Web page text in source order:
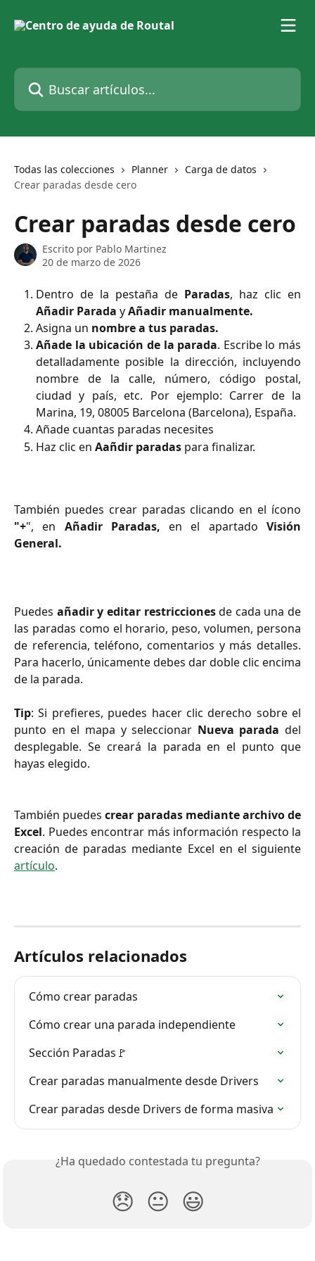
Buscar artículos...
Todas las colecciones Planner
Carga de datos
Crear paradas desde cero
Crear paradas desde cero
Escrito por Pablo Martinez
20 de marzo de 2026
Dentro de la pestaña de Paradas, haz clic en
Añadir Parada yAñadir manualmente.
Asigna un nombre a tus paradas.
Añade la ubicación de la parada. Escribe lo más
detalladamente posible la dirección, incluyendo
nombre de la calle, número, código postal,
ciudad y país, etc. Por ejemplo: Carrer de la
Marina, 19, 08005 Barcelona (Barcelona), España.
Añade cuantas paradas necesites
Haz clic en Aañdir paradas para finalizar.
También puedes crear paradas clicando en el ícono
"+", en Añadir Paradas, en el apartadoVisión
General.
Puedes añadir y editar restriccionesde cada una de
las paradas como el horario, peso, volumen, persona
de referencia, teléfono, comentarios y más detalles.
Para hacerlo, únicamente debes dar doble clic encima
de la parada.
Tip: Si prefieres, puedes hacer clic derecho sobre el
punto en el mapa y seleccionar Nueva parada del
desplegable. Se creará la parada en el punto que
hayas elegido.
También puedescrear paradas mediante archivo de
Excel. Puedes encontrar más información respecto la
creación de paradas mediante Excel en el siguiente
artículo.
Artículos relacionados
Cómo crear paradas
Cómo crear una parada independiente
Sección Paradas🚩
Crear paradas manualmente desde Drivers
Crear paradas desde Drivers de forma masiva
¿Ha quedado contestada tu pregunta?
😞 😐 😃